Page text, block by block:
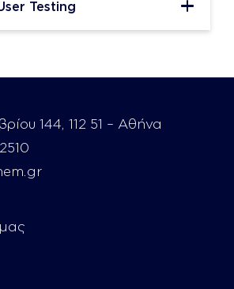
Testing
144, 112 51 – Αθήνα